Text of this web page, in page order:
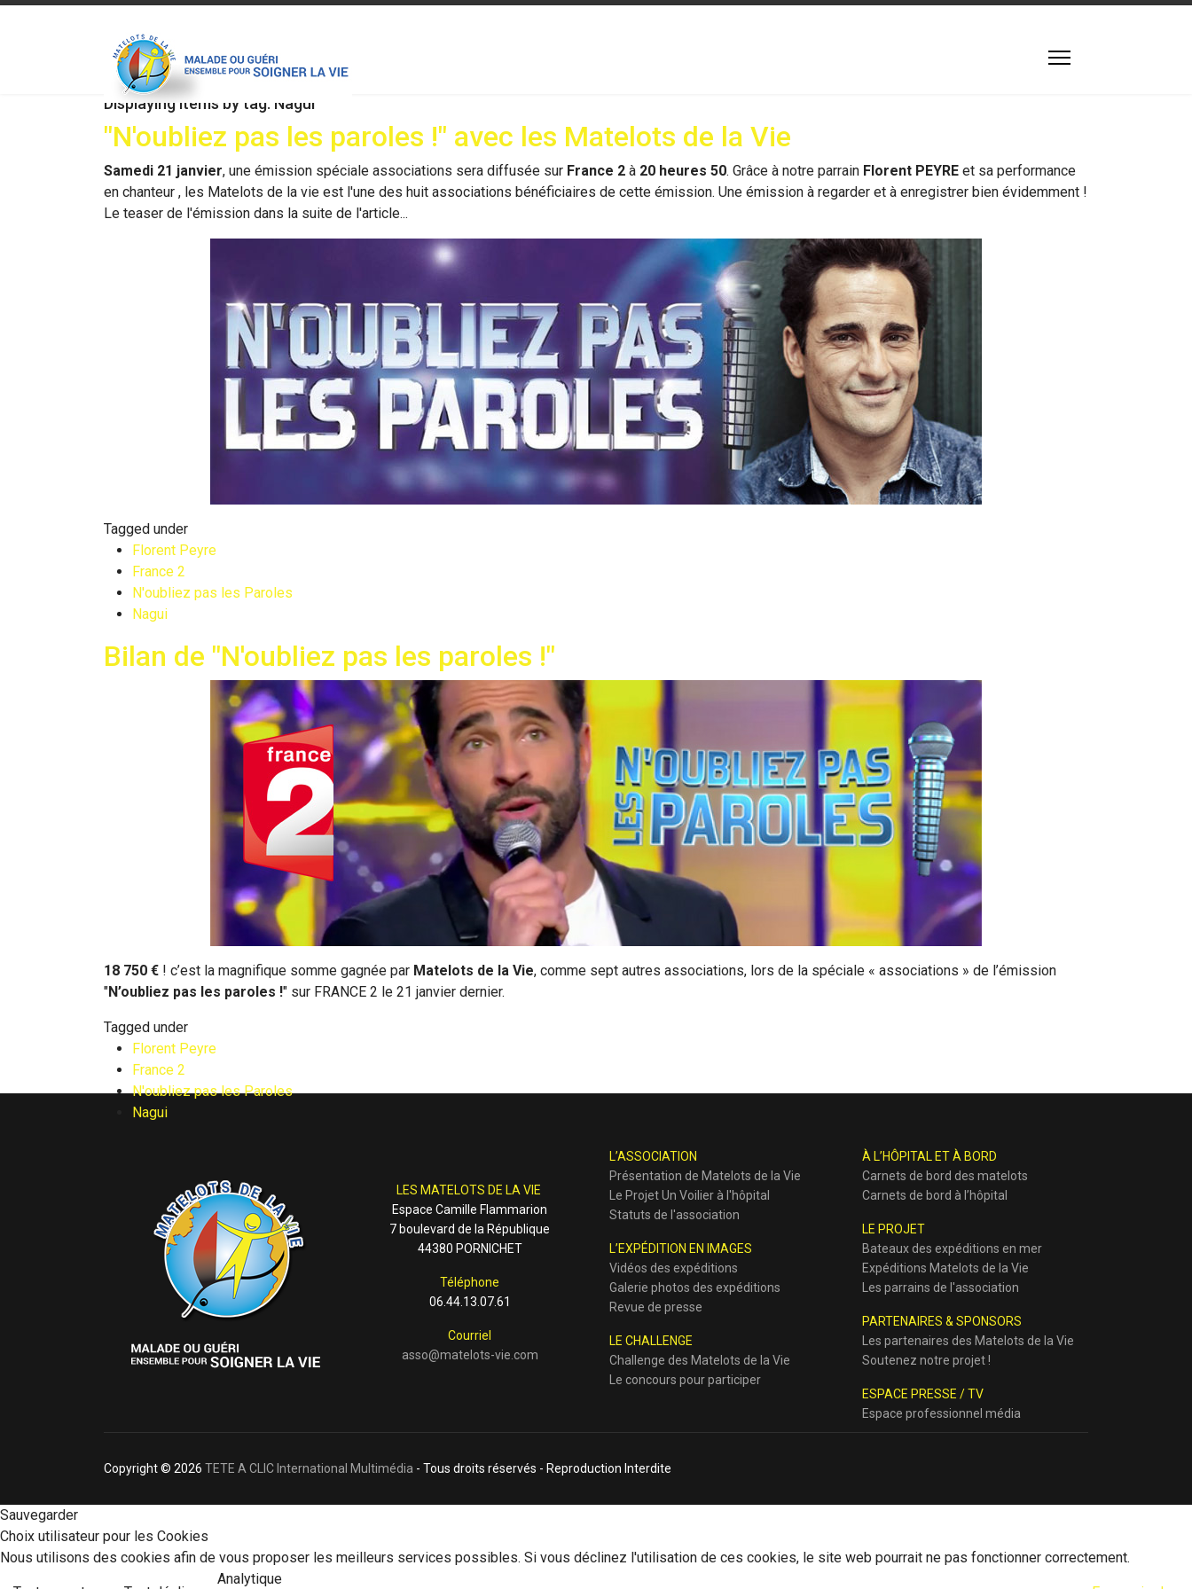
Displaying items by tag: Nagui
"N'oubliez pas les paroles !" avec les Matelots de la Vie
Samedi 21 janvier, une émission spéciale associations sera diffusée sur France 2 à 20 heures 50. Grâce à notre parrain Florent PEYRE et sa performance
en chanteur , les Matelots de la vie est l'une des huit associations bénéficiaires de cette émission. Une émission à regarder et à enregistrer bien évidemment !
Le teaser de l'émission dans la suite de l'article...
Tagged under
Florent Peyre
France 2
N'oubliez pas les Paroles
Nagui
Bilan de "N'oubliez pas les paroles !"
18 750 € ! c’est la magnifique somme gagnée par Matelots de la Vie, comme sept autres associations, lors de la spéciale « associations » de l’émission
"N’oubliez pas les paroles !" sur FRANCE 2 le 21 janvier dernier.
Tagged under
Florent Peyre
France 2
N'oubliez pas les Paroles
Nagui
LES MATELOTS DE LA VIE
Espace Camille Flammarion
7 boulevard de la République
44380 PORNICHET
Téléphone
06.44.13.07.61
Courriel
asso@matelots-vie.com
L’ASSOCIATION
Présentation de Matelots de la Vie
Le Projet Un Voilier à l'hôpital
Statuts de l'association
L’EXPÉDITION EN IMAGES
Vidéos des expéditions
Galerie photos des expéditions
Revue de presse
LE CHALLENGE
Challenge des Matelots de la Vie
Le concours pour participer
À L’HÔPITAL ET À BORD
Carnets de bord des matelots
Carnets de bord à l’hôpital
LE PROJET
Bateaux des expéditions en mer
Expéditions Matelots de la Vie
Les parrains de l'association
PARTENAIRES & SPONSORS
Les partenaires des Matelots de la Vie
Soutenez notre projet !
ESPACE PRESSE / TV
Espace professionnel média
Copyright © 2026 TETE A CLIC International Multimédia - Tous droits réservés - Reproduction Interdite
Sauvegarder
Choix utilisateur pour les Cookies
Nous utilisons des cookies afin de vous proposer les meilleurs services possibles. Si vous déclinez l'utilisation de ces cookies, le site web pourrait ne pas fonctionner correctement.
Analytique